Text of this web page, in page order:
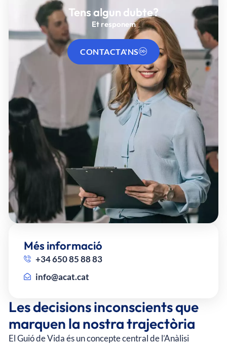
Tens algun dubte?
Et responem
CONTACTA'NS
Més informació
+34 650 85 88 83
info@acat.cat
Les decisions inconscients que
marquen la nostra trajectòria
El Guió de Vida és un concepte central de l’Anàlisi